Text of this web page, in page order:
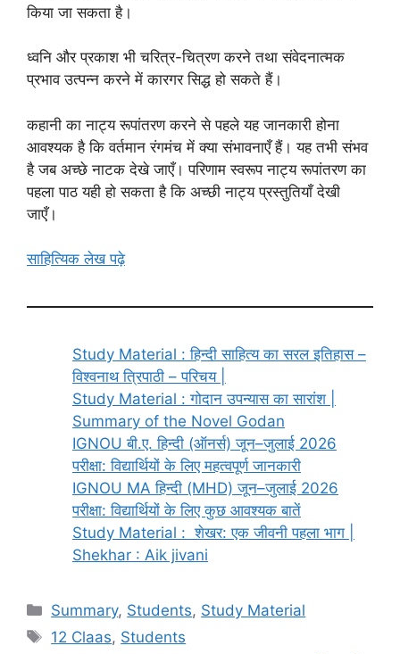
किया जा सकता है।
ध्वनि और प्रकाश भी चरित्र-चित्रण करने तथा संवेदनात्मक
प्रभाव उत्पन्न करने में कारगर सिद्ध हो सकते हैं।
कहानी का नाट्य रूपांतरण करने से पहले यह जानकारी होना
आवश्यक है कि वर्तमान रंगमंच में क्या संभावनाएँ हैं। यह तभी संभव
है जब अच्छे नाटक देखे जाएँ। परिणाम स्वरूप नाट्य रूपांतरण का
पहला पाठ यही हो सकता है कि अच्छी नाट्य प्रस्तुतियाँ देखी
जाएँ।
साहित्यिक लेख पढ़े
Study Material : हिन्दी साहित्य का सरल इतिहास –
विश्वनाथ त्रिपाठी – परिचय |
Study Material : गोदान उपन्यास का सारांश |
Summary of the Novel Godan
IGNOU बी.ए. हिन्दी (ऑनर्स) जून–जुलाई 2026
परीक्षा: विद्यार्थियों के लिए महत्वपूर्ण जानकारी
IGNOU MA हिन्दी (MHD) जून–जुलाई 2026
परीक्षा: विद्यार्थियों के लिए कुछ आवश्यक बातें
Study Material : शेखर: एक जीवनी पहला भाग |
Shekhar : Aik jivani
Summary, Students, Study Material
12 Claas, Students